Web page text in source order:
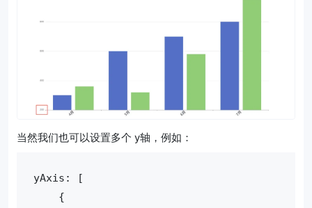
当然我们也可以设置多个 y轴，例如：
yAxis: [
{